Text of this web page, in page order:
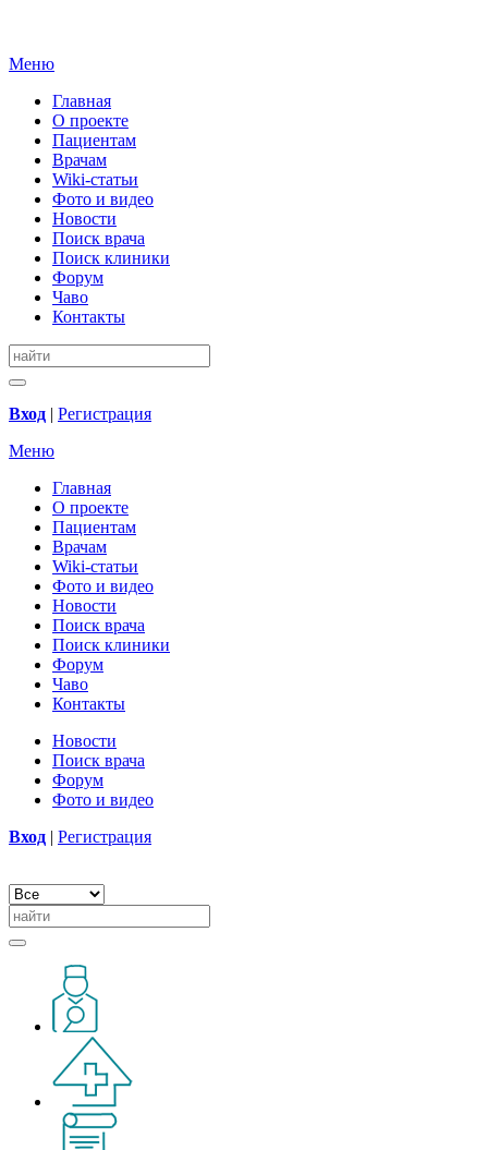
Меню
Главная
О проекте
Пациентам
Врачам
Wiki-статьи
Фото и видео
Новости
Поиск врача
Поиск клиники
Форум
Чаво
Контакты
Вход | Регистрация
Меню
Главная
О проекте
Пациентам
Врачам
Wiki-статьи
Фото и видео
Новости
Поиск врача
Поиск клиники
Форум
Чаво
Контакты
Новости
Поиск врача
Форум
Фото и видео
Вход | Регистрация